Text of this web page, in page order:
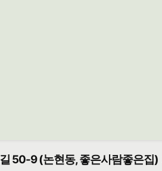
50-9 (논현동, 좋은사람좋은집)